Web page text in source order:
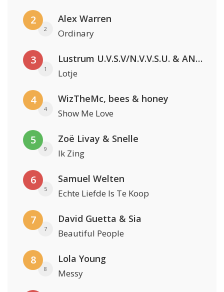
2
2
Alex Warren
Ordinary
3
1
Lustrum U.V.S.V/N.V.V.S.U. & ANNO ONS & Jopke van Dobbenburgh & Roeland Beelen
Lotje
4
4
WizTheMc, bees & honey
Show Me Love
5
9
Zoë Livay & Snelle
Ik Zing
6
5
Samuel Welten
Echte Liefde Is Te Koop
7
7
David Guetta & Sia
Beautiful People
8
8
Lola Young
Messy